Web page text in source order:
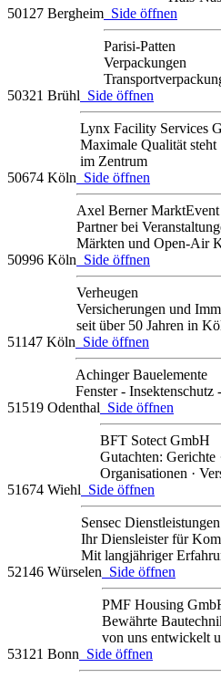
50127 Bergheim Side öffnen
Parisi-Patten
Verpackungen
50321 Brühl Side öffnen
Lynx Facility Services
Maximale Qualität steht
im Zentrum
50674 Köln Side öffnen
Axel Berner MarktEvent
Partner bei
Märkten und Open-Air
50996 Köln Side öffnen
Verheugen
Versicherungen und
seit über 50 Jahren in
51147 Köln Side öffnen
Achinger Bauelemente
Fenster - Insektenschutz
51519 Odenthal Side öffnen
BFT Sotect GmbH
Gutachten: Gerichte
Organisationen ·
51674 Wiehl Side öffnen
Sensec Dienstleistungen
Ihr Diensleister für
Mit langjähriger
52146 Würselen Side öffnen
PMF Housing
Bewährte
von uns entwickelt
53121 Bonn Side öffnen